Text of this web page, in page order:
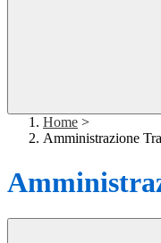
Home >
Amministrazione